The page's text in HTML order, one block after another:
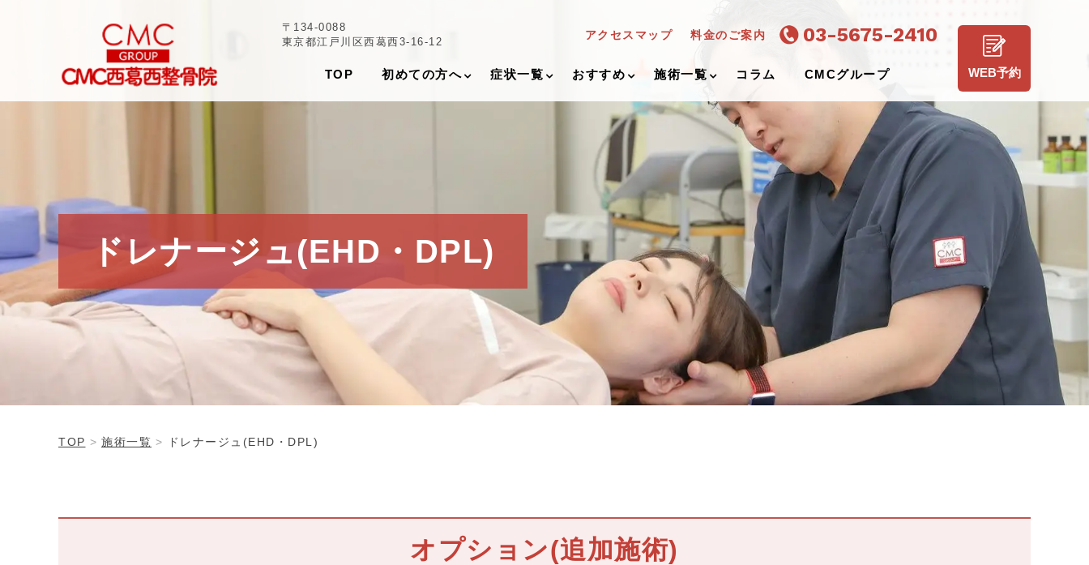
〒134-0088
東京都江戸川区西葛西3-16-12
アクセスマップ 料金のご案内 03-5675-2410
TOP 初めての方へ 症状一覧 おすすめ 施術一覧 コラム CMCグループ WEB予約
ドレナージュ(EHD・DPL)
TOP 施術一覧 ドレナージュ(EHD・DPL)
オプション(追加施術)